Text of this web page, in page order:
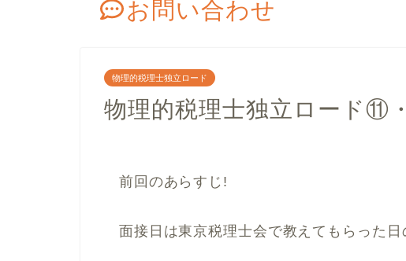
お問い合わせ
物理的税理士独立ロード
物理的税理士独立ロード⑪
前回のあらすじ!
面接日は東京税理士会で教えてもらった日